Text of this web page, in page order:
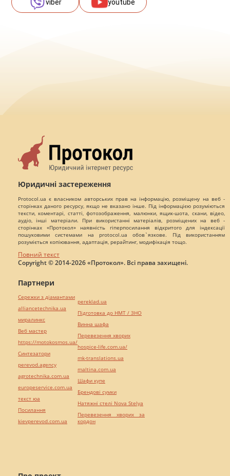
viber youtube
Юридичні застереження
Protocol.ua є власником авторських прав на інформацію, розміщену на веб -
сторінках даного ресурсу, якщо не вказано інше. Під інформацією розуміються
тексти, коментарі, статті, фотозображення, малюнки, ящик-шота, скани, відео,
аудіо, інші матеріали. При використанні матеріалів, розміщених на веб -
сторінках «Протокол» наявність гіперпосилання відкритого для індексації
пошуковими системами на protocol.ua обов`язкове. Під використанням
розуміється копіювання, адаптація, рерайтинг, модифікація тощо.
Повний текст
Copyright © 2014-2026 «Протокол». Всі права захищені.
Партнери
Сережки з діамантами
alliancetechnika.ua
миралинкс
Веб мастер
https://motokosmos.ua/
Синтезатори
perevod.agency
agrotechnika.com.ua
europeservice.com.ua
текст юа
Посилання
kievperevod.com.ua
pereklad.ua
Підготовка до НМТ / ЗНО
Винна шафа
Перевезення хворих
hospice-life.com.ua/
mk-translations.ua
maltina.com.ua
Шафи купе
Брендові сумки
Натяжні стелі Nova Stelya
Перевезення хворих за
кордон